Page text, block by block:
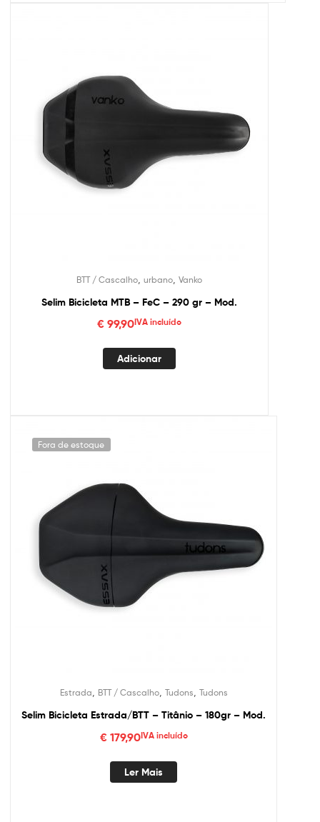
BTT / Cascalho urbano Vanko
Selim Bicicleta MTB – FeC – 290 gr – Mod.
€ 99,90IVA incluído
Adicionar
Fora de estoque
Estrada, BTT / Cascalho, Tudons, Tudons
Selim Bicicleta Estrada/BTT – Titânio – 180gr – Mod.
€179,90IVA incluído
Ler Mais